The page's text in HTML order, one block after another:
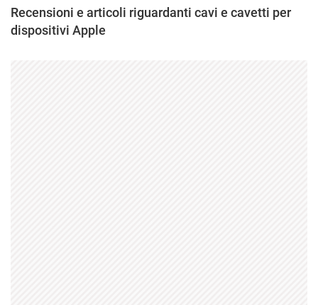
Recensioni e articoli riguardanti cavi e cavetti per
dispositivi Apple